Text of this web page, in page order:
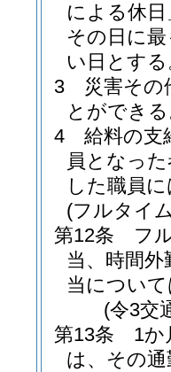
による休
その日に
い日とす
3
災害その
とができ
4
給料の支
員となっ
した職員
(フルタイ
第12条
フ
当、時間
当につい
(令3交
第13条
1か
は、その